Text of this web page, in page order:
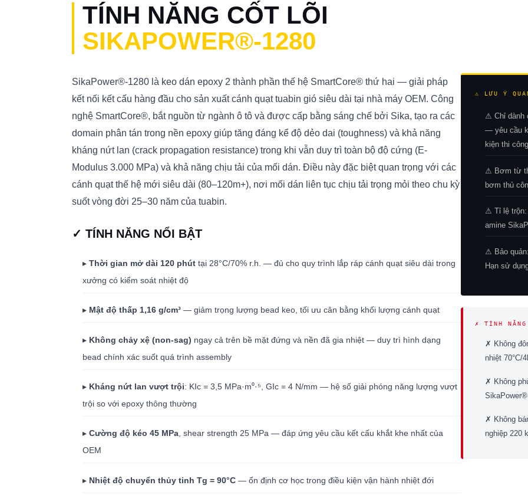
TÍNH NĂNG CỐT LÕI
SIKAPOWER®-1280
SikaPower®-1280 là keo dán epoxy 2 thành phần thế hệ SmartCore® thứ hai — giải pháp
kết nối kết cấu hàng đầu cho sản xuất cánh quạt tuabin gió siêu dài tại nhà máy OEM. Công
nghệ SmartCore®, bắt nguồn từ ngành ô tô và được cấp bằng sáng chế bởi Sika, tạo ra các
domain phân tán trong nền epoxy giúp tăng đáng kể độ dẻo dai (toughness) và khả năng
kháng nứt lan (crack propagation resistance) trong khi vẫn duy trì toàn bộ độ cứng (E-
Modulus 3.000 MPa) và khả năng chịu tải của mối dán. Điều này đặc biệt quan trọng với các
cánh quạt thế hệ mới siêu dài (80–120m+), nơi mối dán liên tục chịu tải trọng mỏi theo chu kỳ
suốt vòng đời 25–30 năm của tuabin.
✓ TÍNH NĂNG NỔI BẬT
▸Thời gian mở dài 120 phút tại 28°C/70% r.h. — đủ cho quy trình lắp ráp cánh quạt siêu dài trong
xưởng có kiểm soát nhiệt độ
▸ Mật độ thấp 1,16 g/cm³ — giảm trọng lượng bead keo, tối ưu cân bằng khối lượng cánh quạt
▸ Không chảy xệ (non-sag) ngay cả trên bề mặt đứng và nền đã gia nhiệt — duy trì hình dạng
bead chính xác suốt quá trình assembly
▸ Kháng nứt lan vượt trội: KIc = 3,5 MPa·m⁰·⁵, GIc = 4 N/mm — hệ số giải phóng năng lượng vượt
trội so với epoxy thông thường
▸Cường độ kéo 45 MPa, shear strength 25 MPa — đáp ứng yêu cầu kết cấu khắt khe nhất của
OEM
▸ Nhiệt độ chuyển thủy tinh Tg = 90°C — ổn định cơ học trong điều kiện vận hành nhiệt đới
⚠ LƯU Ý
⚠ Chỉ dành
— yêu cầu
kiện thi
⚠ Bơm từ
bơm thủ
⚠ Tỉ lệ
amine
⚠ Bảo
Hạn sử
✗ TÍNH NĂNG
✗ Không
nhiệt 70°C/
✗ Không
✗ Không
nghiệp 220